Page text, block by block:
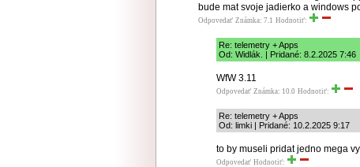
bude mat svoje jadierko a windows
Odpovedať Známka: 7.1 Hodnotiť:
Re: telemetry + Apps
Od: Widlák. | Pridané: 8.2.2025 7:46
WfW 3.11
Odpovedať Známka: 10.0 Hodnotiť:
Re: telemetry + Apps
Od: limki | Pridané: 10.2.2025 9:17
to by museli pridat jedno mega
Odpovedať Hodnotiť: